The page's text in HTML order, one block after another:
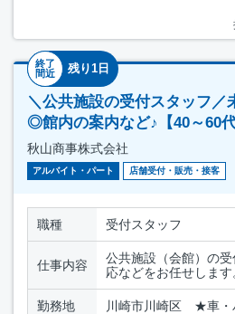
終了
間近
残り1日
＼公共施設の受付スタッフ／
◎館内の案内など♪【40～60
秋山商事株式会社
アルバイト・パート 店舗受付・販売・接客
職種 受付スタッフ
仕事内容
公共施設（会館）の
応などをお任せします
勤務地 川崎市川崎区 ★車・